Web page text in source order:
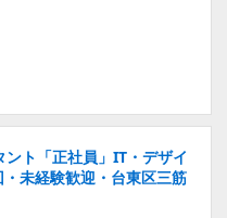
ト「正社員」IT・デザイ
未経験歓迎・台東区三筋